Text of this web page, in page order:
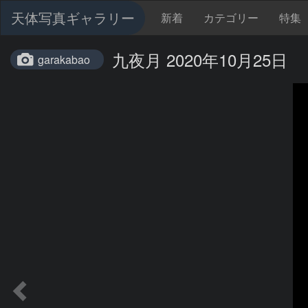
天体写真ギャラリー 新着 カテゴリー 特集
garakabao 九夜月 2020年10月25日